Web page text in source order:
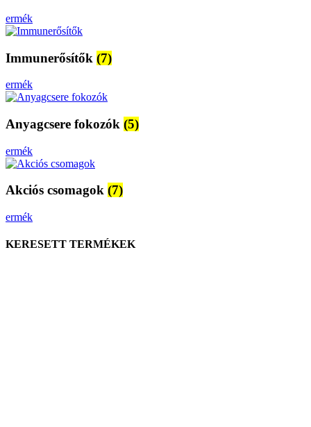
ermék
Immunerősítők (7)
ermék
Anyagcsere fokozók (5)
ermék
Akciós csomagok (7)
ermék
KERESETT TERMÉKEK